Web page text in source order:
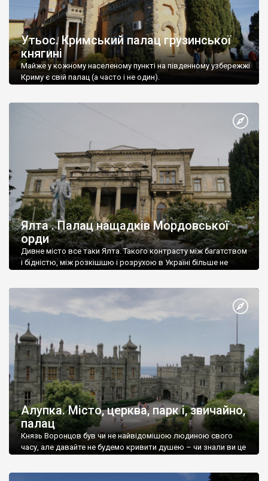
Утьос. Кримський палац грузинської
княгині
Майже у кожному населеному пункті на південному узбережжі
Криму є свій палац (а часто і не один).
Ялта . Палац нащадків Мордовської
орди
Дивне місто все таки Ялта. Такого контрасту між багатством
і бідністю, між розкішшю і розрухою в Україні більше не
Алупка. Місто, церква, парк і, звичайно,
палац
Князь Воронцов був чи не найвідомішою людиною свого
часу, але давайте не будемо кривити душею – чи знали ви це